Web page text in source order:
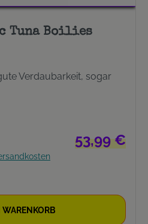
Tuna Boilies
Verdaubarkeit, sogar
Regulärer
53,99 €
WARENKORB